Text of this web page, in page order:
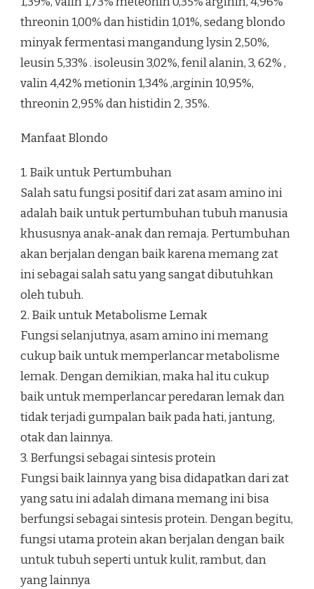
threonin 1,00% dan histidin 1,01%, sedang blondo
minyak fermentasi mangandung lysin 2,50%,
leusin 5,33% . isoleusin 3,02%, fenil alanin, 3, 62% ,
valin 4,42% metionin 1,34% ,arginin 10,95%,
threonin 2,95% dan histidin 2, 35%.
Manfaat Blondo
1. Baik untuk Pertumbuhan
Salah satu fungsi positif dari zat asam amino ini
adalah baik untuk pertumbuhan tubuh manusia
khususnya anak-anak dan remaja. Pertumbuhan
akan berjalan dengan baik karena memang zat
ini sebagai salah satu yang sangat dibutuhkan
oleh tubuh.
2. Baik untuk Metabolisme Lemak
Fungsi selanjutnya, asam amino ini memang
cukup baik untuk memperlancar metabolisme
lemak. Dengan demikian, maka hal itu cukup
baik untuk memperlancar peredaran lemak dan
tidak terjadi gumpalan baik pada hati, jantung,
otak dan lainnya.
3. Berfungsi sebagai sintesis protein
Fungsi baik lainnya yang bisa didapatkan dari zat
yang satu ini adalah dimana memang ini bisa
berfungsi sebagai sintesis protein. Dengan begitu,
fungsi utama protein akan berjalan dengan baik
untuk tubuh seperti untuk kulit, rambut, dan
yang lainnya